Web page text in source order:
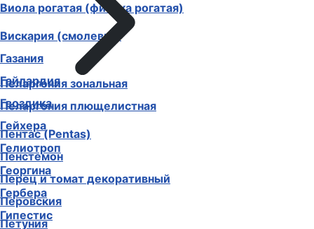
Виола рогатая (фиалка рогатая)
Вискария (смолевка)
Газания
Гайлардия
Гвоздика
Гейхера
Гелиотроп
Георгина
Гербера
Гипестис
Пеларгония зональная
Пеларгония плющелистная
Пентас (Pentas)
Пенстемон
Перец и томат декоративный
Перовския
Петуния